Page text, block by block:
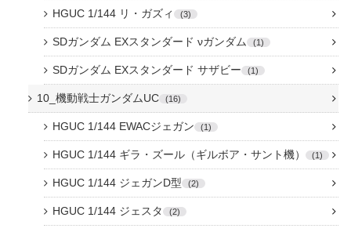
HGUC 1/144 リ・ガズィ 3
SDガンダム EXスタンダード νガンダム 1
SDガンダム EXスタンダード サザビー 1
10_機動戦士ガンダムUC 16
HGUC 1/144 EWACジェガン 1
HGUC 1/144 ギラ・ズール（ギルボア・サント機） 1
HGUC 1/144 ジェガンD型 2
HGUC 1/144 ジェスタ 2